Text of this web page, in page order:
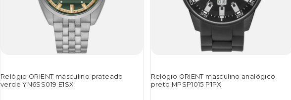
Relógio ORIENT masculino prateado
verde YN6SS019 E1SX
Relógio ORIENT masculino analógico
preto MPSP1015 P1PX